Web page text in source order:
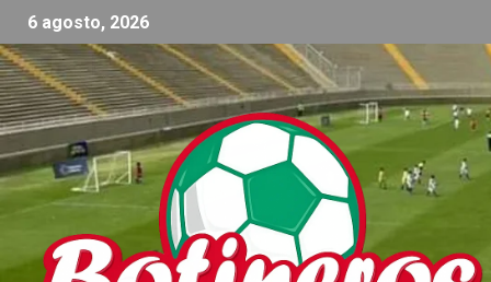
6 agosto, 2026